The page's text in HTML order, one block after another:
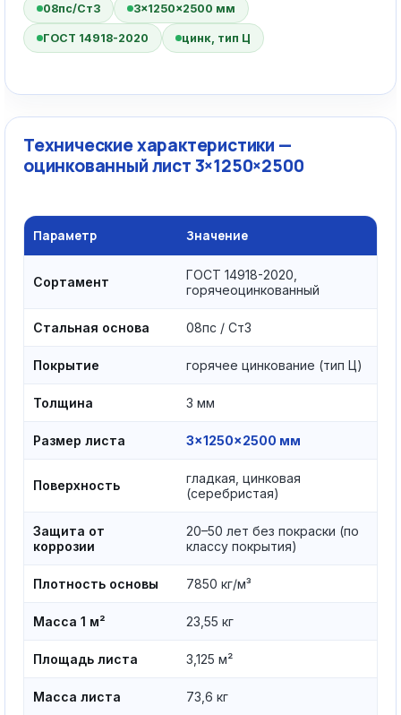
08пс/Ст3 3×1250×2500 мм
ГОСТ 14918-2020 цинк, тип Ц
Технические характеристики —
оцинкованный лист 3×1250×2500
Параметр Значение
Сортамент
ГОСТ 14918-2020,
горячеоцинкованный
Стальная основа 08пс / Ст3
Покрытие горячее цинкование (тип Ц)
Толщина 3 мм
Размер листа 3×1250×2500 мм
Поверхность
гладкая, цинковая
(серебристая)
Защита от
коррозии
20–50 лет без покраски (по
классу покрытия)
Плотность основы 7850 кг/м³
Масса 1 м² 23,55 кг
Площадь листа 3,125 м²
Масса листа 73,6 кг